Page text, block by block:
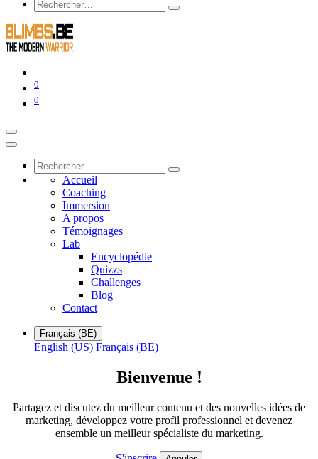
0
0
Accueil
Coaching
Immersion
A propos
Témoignages
Lab
Encyclopédie
Quizzs
Challenges
Blog
Contact
Français (BE)
English (US) Français (BE)
Bienvenue !
Partagez et discutez du meilleur contenu et des nouvelles idées de
marketing, développez votre profil professionnel et devenez
ensemble un meilleur spécialiste du marketing.